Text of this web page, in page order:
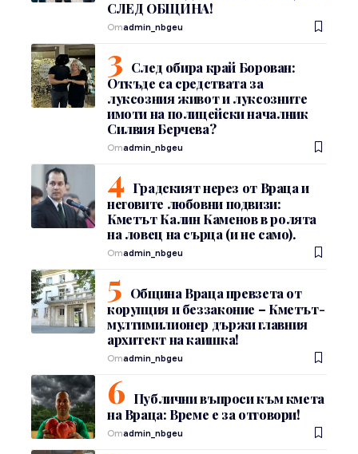
СЛЕД ОБЩИНА!
Отadmin_nbgeu
След обира край Борован:
Откъде са средствата за
луксозния живот и луксозните
имоти на полицейски началник
Силвия Берчева?
Отadmin_nbgeu
Градският нерез от Враца и
неговите любовни подвизи:
Кметът Калин Каменов в ролята
на ловец на сърца (и не само).
Отadmin_nbgeu
Община Враца превзета от
корупция и беззаконие – Кметът-
мултимилионер държи главния
архитект на каишка!
Отadmin_nbgeu
Публични въпроси към кмета
на Враца: Време е за отговори!
Отadmin_nbgeu